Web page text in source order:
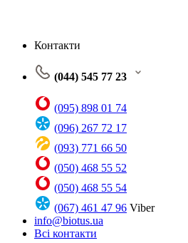
Контакти
(044) 545 77 23
(095) 898 01 74
(096) 267 72 17
(093) 771 66 50
(050) 468 55 52
(050) 468 55 54
(067) 461 47 96 Viber
info@biotus.ua
Всі контакти